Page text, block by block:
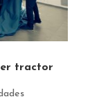
tractor